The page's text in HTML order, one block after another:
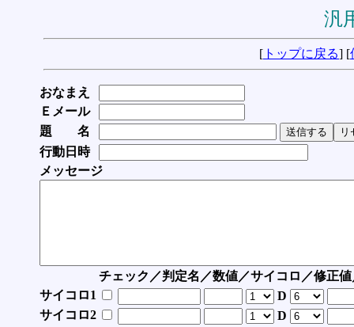
汎
[ トップに戻る] [
おなまえ
Ｅメール
題 名
行動日時
メッセージ
チェック／判定名／数値／サイコロ／修正
サイコロ1
D
サイコロ2
D